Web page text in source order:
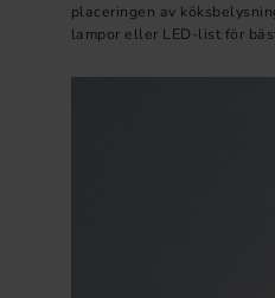
placeringen av
lampor eller LED-list för